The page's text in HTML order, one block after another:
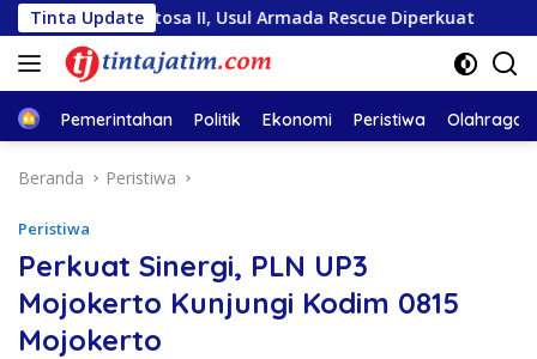
Langsung
ke
konten
Tinta Update
Sentosa II, Usul Armada Rescue Diperkuat Sambut
HomePemerintahan Politik Ekonomi Peristiwa Olahraga
Beranda Peristiwa
Peristiwa
Perkuat Sinergi, PLN UP3
Mojokerto Kunjungi Kodim 0815
Mojokerto